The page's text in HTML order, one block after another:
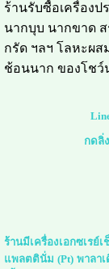
ร้านรับซื้อเครื่อง
นากบุบ นากขาด ส
กรัด ฯลฯ โลหะผ
ช้อนนาก ของโชว์
กดลิ่
ร้านมีเครื่องเอกซเร
แพลตตินั่ม (Pt) พาลาเ